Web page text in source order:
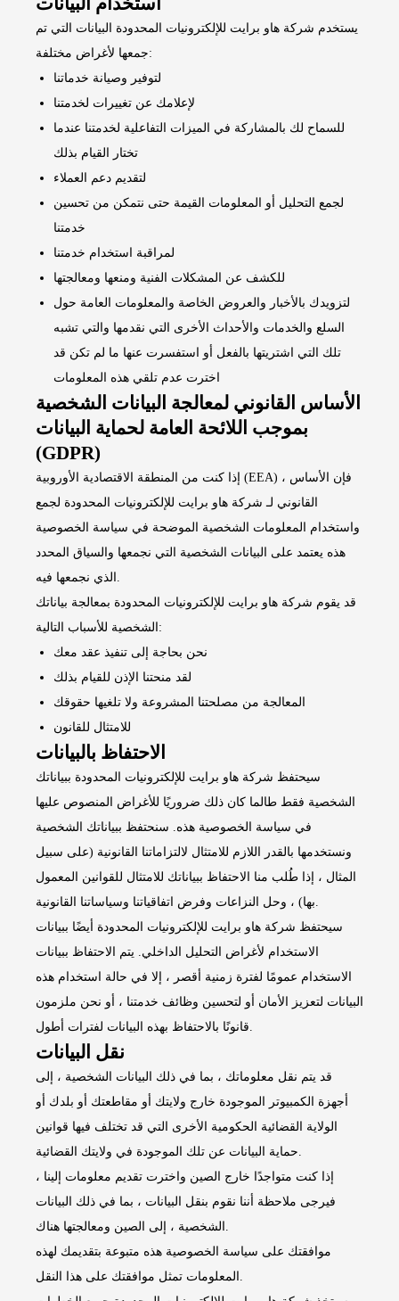
يستخدم شركة هاو برايت للإلكترونيات المحدودة البيانات التي تم
جمعها لأغراض مختلفة:
لتوفير وصيانة خدماتنا
لإعلامك عن تغييرات لخدمتنا
للسماح لك بالمشاركة في الميزات التفاعلية لخدمتنا عندما
تختار القيام بذلك
لتقديم دعم العملاء
لجمع التحليل أو المعلومات القيمة حتى نتمكن من تحسين
خدمتنا
لمراقبة استخدام خدمتنا
للكشف عن المشكلات الفنية ومنعها ومعالجتها
لتزويدك بالأخبار والعروض الخاصة والمعلومات العامة حول
السلع والخدمات والأحداث الأخرى التي نقدمها والتي تشبه
تلك التي اشتريتها بالفعل أو استفسرت عنها ما لم تكن قد
اخترت عدم تلقي هذه المعلومات
الأساس القانوني لمعالجة البيانات الشخصية
بموجب اللائحة العامة لحماية البيانات
(GDPR)
إذا كنت من المنطقة الاقتصادية الأوروبية (EEA) ، فإن الأساس
القانوني لـ شركة هاو برايت للإلكترونيات المحدودة لجمع
واستخدام المعلومات الشخصية الموضحة في سياسة الخصوصية
هذه يعتمد على البيانات الشخصية التي نجمعها والسياق المحدد
الذي نجمعها فيه.
قد يقوم شركة هاو برايت للإلكترونيات المحدودة بمعالجة بياناتك
الشخصية للأسباب التالية:
نحن بحاجة إلى تنفيذ عقد معك
لقد منحتنا الإذن للقيام بذلك
المعالجة من مصلحتنا المشروعة ولا تلغيها حقوقك
للامتثال للقانون
الاحتفاظ بالبيانات
سيحتفظ شركة هاو برايت للإلكترونيات المحدودة ببياناتك
الشخصية فقط طالما كان ذلك ضروريًا للأغراض المنصوص عليها
في سياسة الخصوصية هذه. سنحتفظ ببياناتك الشخصية
ونستخدمها بالقدر اللازم للامتثال لالتزاماتنا القانونية (على سبيل
المثال ، إذا طُلب منا الاحتفاظ ببياناتك للامتثال للقوانين المعمول
بها) ، وحل النزاعات وفرض اتفاقياتنا وسياساتنا القانونية.
سيحتفظ شركة هاو برايت للإلكترونيات المحدودة أيضًا ببيانات
الاستخدام لأغراض التحليل الداخلي. يتم الاحتفاظ ببيانات
الاستخدام عمومًا لفترة زمنية أقصر ، إلا في حالة استخدام هذه
البيانات لتعزيز الأمان أو لتحسين وظائف خدمتنا ، أو نحن ملزمون
قانونًا بالاحتفاظ بهذه البيانات لفترات أطول.
نقل البيانات
قد يتم نقل معلوماتك ، بما في ذلك البيانات الشخصية ، إلى
أجهزة الكمبيوتر الموجودة خارج ولايتك أو مقاطعتك أو بلدك أو
الولاية القضائية الحكومية الأخرى التي قد تختلف فيها قوانين
حماية البيانات عن تلك الموجودة في ولايتك القضائية.
إذا كنت متواجدًا خارج الصين واخترت تقديم معلومات إلينا ،
فيرجى ملاحظة أننا نقوم بنقل البيانات ، بما في ذلك البيانات
الشخصية ، إلى الصين ومعالجتها هناك.
موافقتك على سياسة الخصوصية هذه متبوعة بتقديمك لهذه
المعلومات تمثل موافقتك على هذا النقل.